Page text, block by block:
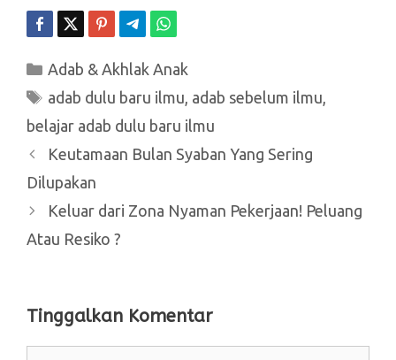
Kategori
Adab & Akhlak Anak
Tag
adab dulu baru ilmu, adab sebelum ilmu,
belajar adab dulu baru ilmu
Keutamaan Bulan Syaban Yang Sering
Dilupakan
Keluar dari Zona Nyaman Pekerjaan! Peluang
Atau Resiko ?
Tinggalkan Komentar